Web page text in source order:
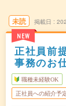
未読
NEW
掲載日
正社員前
事務のお
職種未経験OK
正社員への紹介予